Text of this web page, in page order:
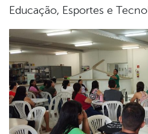
Educação, Esportes e